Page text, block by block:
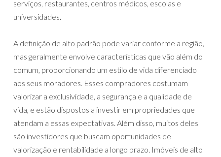
serviços, restaurantes, centros médicos, escolas e
universidades.
A definição de alto padrão pode variar conforme a região,
mas geralmente envolve características que vão além do
comum, proporcionando um estilo de vida diferenciado
aos seus moradores. Esses compradores costumam
valorizar a exclusividade, a segurança e a qualidade de
vida, e estão dispostos a investir em propriedades que
atendam a essas expectativas. Além disso, muitos deles
são investidores que buscam oportunidades de
valorização e rentabilidade a longo prazo. Imóveis de alto